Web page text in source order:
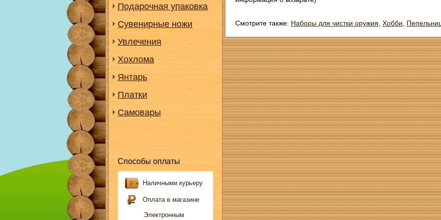
Подарочная упаковка
Сувенирные ножи
Увлечения
Хохлома
Янтарь
Платки
Самовары
Способы оплаты
Наличными курьеру
Оплата в магазине
Электронным
Смотрите также: Наборы для чистки оружия Хобби